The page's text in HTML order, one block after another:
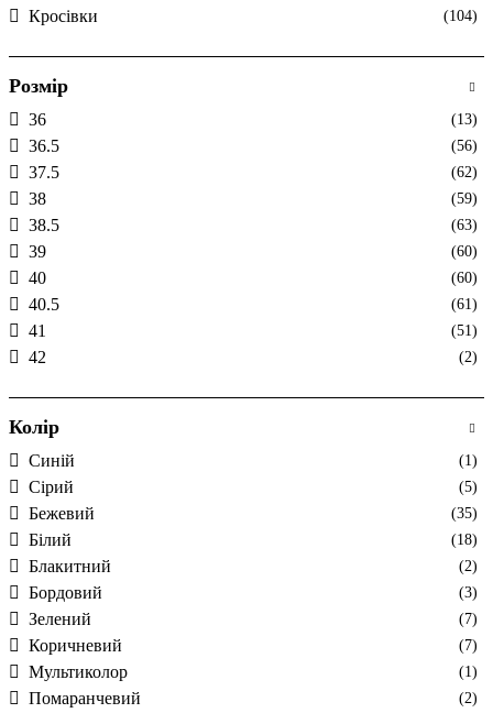
Кросівки (104)
Розмір
36 (13)
36.5 (56)
37.5 (62)
38 (59)
38.5 (63)
39 (60)
40 (60)
40.5 (61)
41 (51)
42 (2)
Колір
Cиній (1)
Cірий (5)
Бежевий (35)
Білий (18)
Блакитний (2)
Бордовий (3)
Зелений (7)
Коричневий (7)
Мультиколор (1)
Помаранчевий (2)